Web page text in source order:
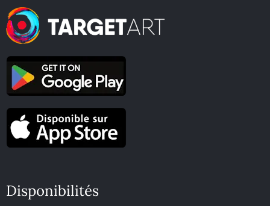
Disponibilités